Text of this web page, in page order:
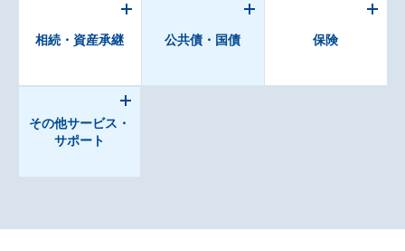
相続・資産承継 公共債・国債 保険
その他サービス・
サポート